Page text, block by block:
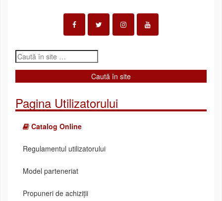
Pagina Utilizatorului
Catalog Online
Regulamentul utilizatorului
Model parteneriat
Propuneri de achiziții